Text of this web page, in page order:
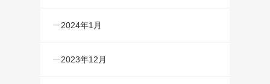
2024年1月
2023年12月